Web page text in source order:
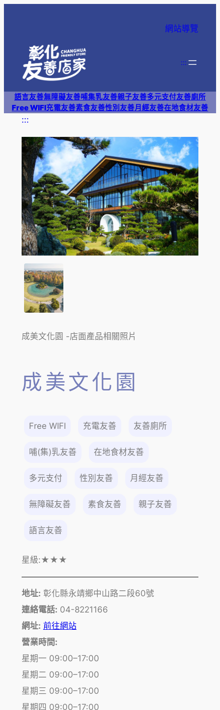
網站導覽
:::
語言友善無障礙友善哺集乳友善親子友善多元支付友善廁所
Free WIFI充電友善素食友善性別友善月經友善在地食材友善
:::
成美文化園 -店面產品相關照片
成美文化園
Free WIFI 充電友善 友善廁所
哺(集)乳友善 在地食材友善
多元支付 性別友善 月經友善
無障礙友善 素食友善 親子友善
語言友善
星級:★★★
地址: 彰化縣永靖鄉中山路二段60號
連絡電話: 04-8221166
網址: 前往網站
營業時間:
星期一 09:00–17:00
星期二 09:00–17:00
星期三 09:00–17:00
星期四 09:00–17:00